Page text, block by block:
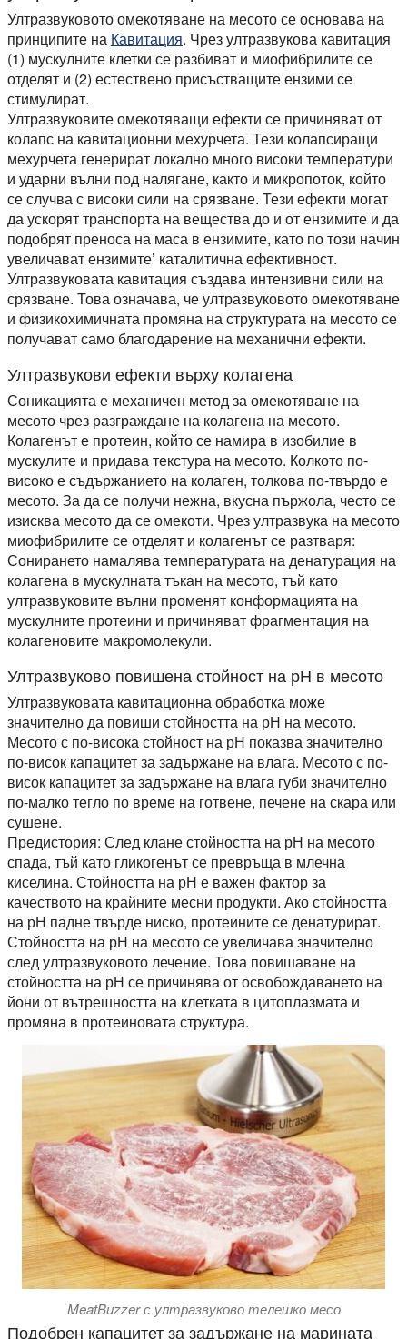
Ултразвуковото омекотяване на месото се основава на
принципите на Кавитация. Чрез ултразвукова кавитация
(1) мускулните клетки се разбиват и миофибрилите се
отделят и (2) естествено присъстващите ензими се
стимулират.
Ултразвуковите омекотяващи ефекти се причиняват от
колапс на кавитационни мехурчета. Тези колапсиращи
мехурчета генерират локално много високи температури
и ударни вълни под налягане, както и микропоток, който
се случва с високи сили на срязване. Тези ефекти могат
да ускорят транспорта на вещества до и от ензимите и да
подобрят преноса на маса в ензимите, като по този начин
увеличават ензимите’ каталитична ефективност.
Ултразвуковата кавитация създава интензивни сили на
срязване. Това означава, че ултразвуковото омекотяване
и физикохимичната промяна на структурата на месото се
получават само благодарение на механични ефекти.
Ултразвукови ефекти върху колагена
Соникацията е механичен метод за омекотяване на
месото чрез разграждане на колагена на месото.
Колагенът е протеин, който се намира в изобилие в
мускулите и придава текстура на месото. Колкото по-
високо е съдържанието на колаген, толкова по-твърдо е
месото. За да се получи нежна, вкусна пържола, често се
изисква месото да се омекоти. Чрез ултразвука на месото
миофибрилите се отделят и колагенът се разтваря:
Сонирането намалява температурата на денатурация на
колагена в мускулната тъкан на месото, тъй като
ултразвуковите вълни променят конформацията на
мускулните протеини и причиняват фрагментация на
колагеновите макромолекули.
Ултразвуково повишена стойност на рН в месото
Ултразвуковата кавитационна обработка може
значително да повиши стойността на рН на месото.
Месото с по-висока стойност на рН показва значително
по-висок капацитет за задържане на влага. Месото с по-
висок капацитет за задържане на влага губи значително
по-малко тегло по време на готвене, печене на скара или
сушене.
Предистория: След клане стойността на рН на месото
спада, тъй като гликогенът се превръща в млечна
киселина. Стойността на рН е важен фактор за
качеството на крайните месни продукти. Ако стойността
на рН падне твърде ниско, протеините се денатурират.
Стойността на рН на месото се увеличава значително
след ултразвуковото лечение. Това повишаване на
стойността на рН се причинява от освобождаването на
йони от вътрешността на клетката в цитоплазмата и
промяна в протеиновата структура.
MeatBuzzer с ултразвуково телешко месо
Подобрен капацитет за задържане на марината